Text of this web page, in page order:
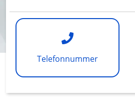
Telefonnummer